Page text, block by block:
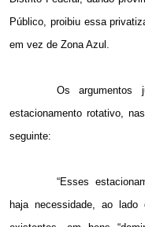
Público, proibiu essa
em vez de Zona Azul.
Os argumentos
estacionamento rotativo,
seguinte:
“Esses
haja necessidade, ao